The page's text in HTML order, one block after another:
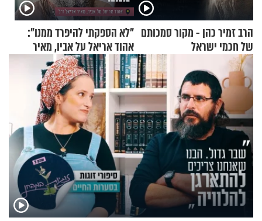
הרב זמיר כהן - מקור סמכותם
של חכמי ישראל
"לא הספקתי להיפרד ממנו":
אהוד אריאל על אביו, מאיר
אריאל ז"ל